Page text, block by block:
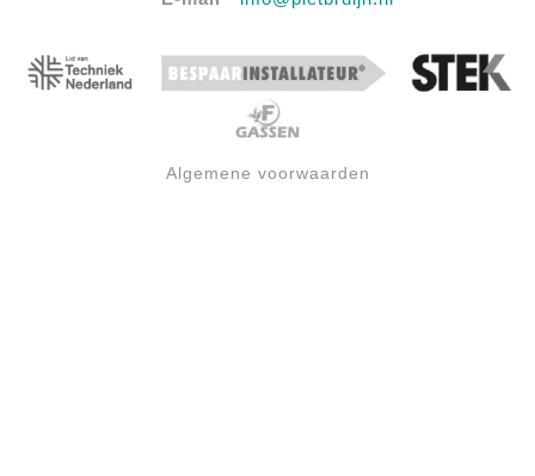
Algemene voorwaarden